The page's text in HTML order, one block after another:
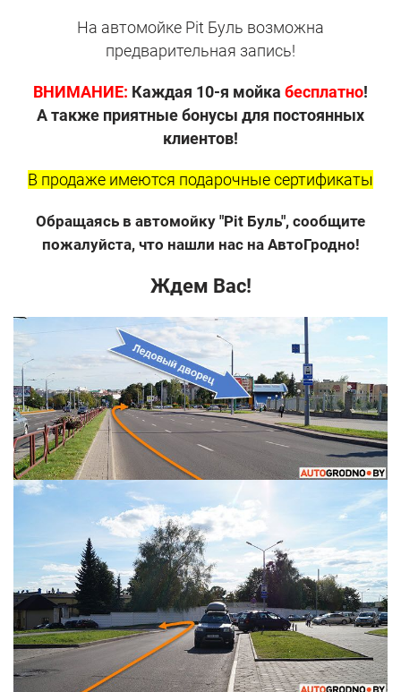
На автомойке Pit Буль возможна
предварительная запись!
ВНИМАНИЕ: Каждая 10-я мойка бесплатно!
А также приятные бонусы для постоянных
клиентов!
В продаже имеются подарочные сертификаты
Обращаясь в автомойку "Pit Буль", сообщите
пожалуйста, что нашли нас на АвтоГродно!
Ждем Вас!